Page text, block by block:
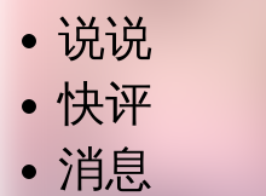
说说
快评
消息